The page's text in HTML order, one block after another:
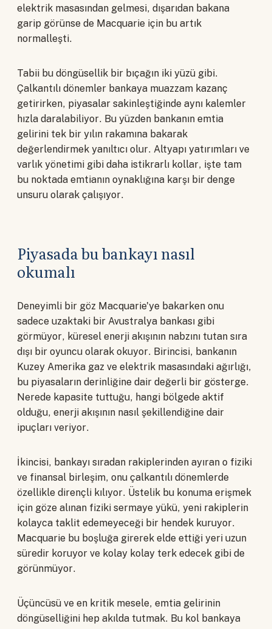
elektrik masasından gelmesi, dışarıdan bakana
garip görünse de Macquarie için bu artık
normalleşti.
Tabii bu döngüsellik bir bıçağın iki yüzü gibi.
Çalkantılı dönemler bankaya muazzam kazanç
getirirken, piyasalar sakinleştiğinde aynı kalemler
hızla daralabiliyor. Bu yüzden bankanın emtia
gelirini tek bir yılın rakamına bakarak
değerlendirmek yanıltıcı olur. Altyapı yatırımları ve
varlık yönetimi gibi daha istikrarlı kollar, işte tam
bu noktada emtianın oynaklığına karşı bir denge
unsuru olarak çalışıyor.
Piyasada bu bankayı nasıl
okumalı
Deneyimli bir göz Macquarie'ye bakarken onu
sadece uzaktaki bir Avustralya bankası gibi
görmüyor, küresel enerji akışının nabzını tutan sıra
dışı bir oyuncu olarak okuyor. Birincisi, bankanın
Kuzey Amerika gaz ve elektrik masasındaki ağırlığı,
bu piyasaların derinliğine dair değerli bir gösterge.
Nerede kapasite tuttuğu, hangi bölgede aktif
olduğu, enerji akışının nasıl şekillendiğine dair
ipuçları veriyor.
İkincisi, bankayı sıradan rakiplerinden ayıran o fiziki
ve finansal birleşim, onu çalkantılı dönemlerde
özellikle dirençli kılıyor. Üstelik bu konuma erişmek
için göze alınan fiziki sermaye yükü, yeni rakiplerin
kolayca taklit edemeyeceği bir hendek kuruyor.
Macquarie bu boşluğa girerek elde ettiği yeri uzun
süredir koruyor ve kolay kolay terk edecek gibi de
görünmüyor.
Üçüncüsü ve en kritik mesele, emtia gelirinin
döngüselliğini hep akılda tutmak. Bu kol bankaya